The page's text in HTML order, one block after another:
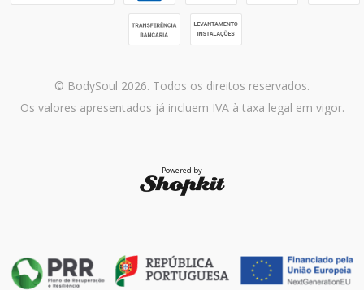
© BodySoul 2026. Todos os direitos reservados.
Os valores apresentados já incluem IVA à taxa legal em vigor.
Powered by